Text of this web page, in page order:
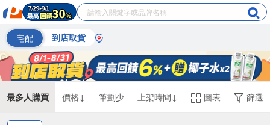
宅配 到店取貨
最多人購買 價格↓ 筆劃少 上架時間↓ 圖表 篩選